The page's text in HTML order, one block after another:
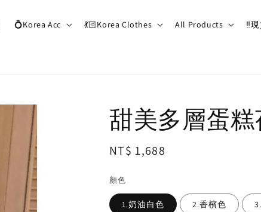
💍Korea Acc 💃🏻Korea Clothes All Products ‼️
甜美多層蛋
Regular
NT$ 1,688
顏色
1.奶油白色 2.香檳色